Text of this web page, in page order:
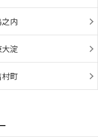
之内
大淀
町